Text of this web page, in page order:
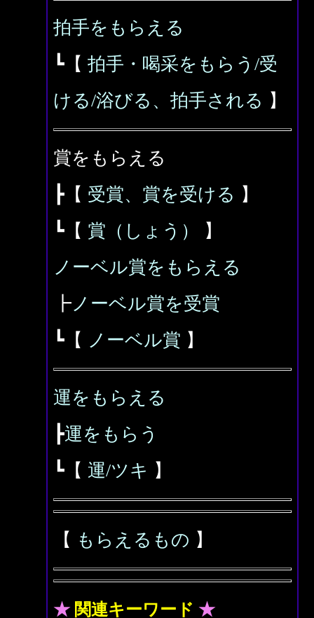
拍手をもらえる
┗【 拍手・喝采をもらう/受
ける/浴びる、拍手される 】
賞をもらえる
┣【 受賞、賞を受ける 】
┗【 賞（しょう）
】
ノーベル賞をもらえる
┣ノーベル賞を受賞
┗【 ノーベル賞 】
運をもらえる
┣運をもらう
┗【 運/ツキ 】
【 もらえるもの 】
★ 関連キーワード ★